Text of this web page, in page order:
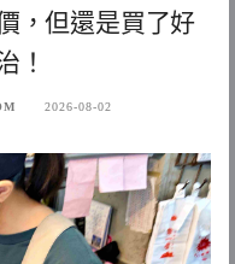
，但還是買了好
！
2026-08-02